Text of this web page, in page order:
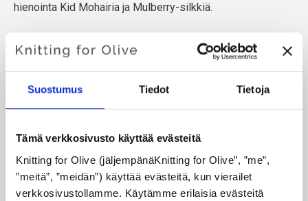
Suostumus Tiedot Tietoja
Tämä verkkosivusto käyttää evästeitä
Knitting for Olive (jäljempänäKnitting for Olive”, ”me”,
”meitä”, ”meidän”) käyttää evästeitä, kun vierailet
verkkosivustollamme. Käytämme erilaisia evästeitä
hienointa Kid Mohairia ja Mulberry-silkkiä.
Mohair on peräisin Etelä-Afrikassa kasvatetuista
angoravuohista, ja myös lanka valmistetaan paikallisesti.
tarkoittaa, että tiedämme tarkalleen, miltä tiloilta, miltä
mohair-standardin (RMS) mukaisesti, jonka on sertifioinut
Control Union,
CU 1276494.